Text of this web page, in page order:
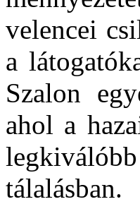
velencei
a
Szalon
ahol a
tálalásban.